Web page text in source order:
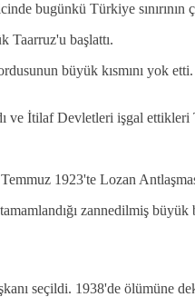
bugünkü Türkiye sınırının
Taarruz'u başlattı.
büyük kısmını yok
ve İtilaf Devletleri işgal
1923'te Lozan
zannedilmiş büyük
seçildi. 1938'de ölümüne